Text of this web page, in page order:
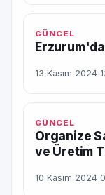
GÜNCEL
13 Kasım 2024
GÜNCEL
Organize
ve Üretim
10 Kasım 2024